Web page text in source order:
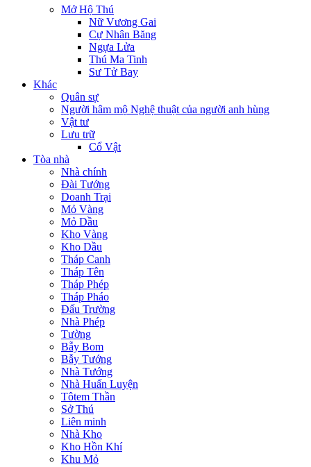
Mở Hộ Thú
Nữ Vương Gai
Cự Nhân Băng
Ngựa Lửa
Thú Ma Tinh
Sư Tử Bay
Khác
Quân sự
Người hâm mộ Nghệ thuật của người anh hùng
Vật tư
Lưu trữ
Cổ Vật
Tòa nhà
Nhà chính
Đài Tướng
Doanh Trại
Mỏ Vàng
Mỏ Dầu
Kho Vàng
Kho Dầu
Tháp Canh
Tháp Tên
Tháp Phép
Tháp Pháo
Đấu Trường
Nhà Phép
Tường
Bẫy Bom
Bẫy Tướng
Nhà Tướng
Nhà Huấn Luyện
Tôtem Thần
Sở Thú
Liên minh
Nhà Kho
Kho Hồn Khí
Khu Mỏ